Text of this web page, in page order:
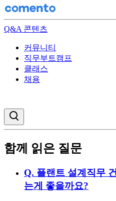
Q&A 콘텐츠
커뮤니티
직무부트캠프
클래스
채용
함께 읽은 질문
Q. 플랜트 설계직무
는게 좋을까요?